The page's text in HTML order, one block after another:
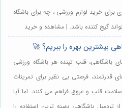
برای خرید لوازم ورزشی ، چه برای باشگاه
گیج کننده باشد. | مشاهده و خرید
بیشترین بهره را ببریم؟ 🚀
باشگاهی، قلب تپنده هر باشگاه ورزشی
قدرتمند، فرصتی بی نظیر برای تمرینات
قلب و عروق فراهم می کنند. اما آیا